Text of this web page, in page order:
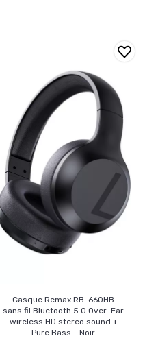
Casque Remax RB-660HB
sans fil Bluetooth 5.0 Over-Ear
wireless HD stereo sound +
Pure Bass - Noir